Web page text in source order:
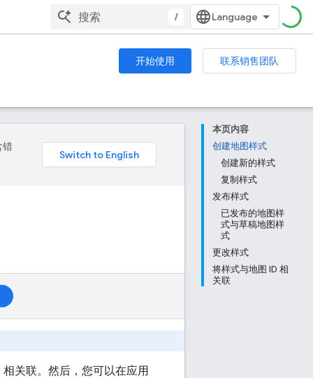
/
开始使用 联系销售团队
本页内容
创建地图样式
创建新的样式
复制样式
发布样式
已发布的地图样
式与草稿地图样
式
更改样式
将样式与地图 ID 相
关联
错
关联。然后，您可以在应用